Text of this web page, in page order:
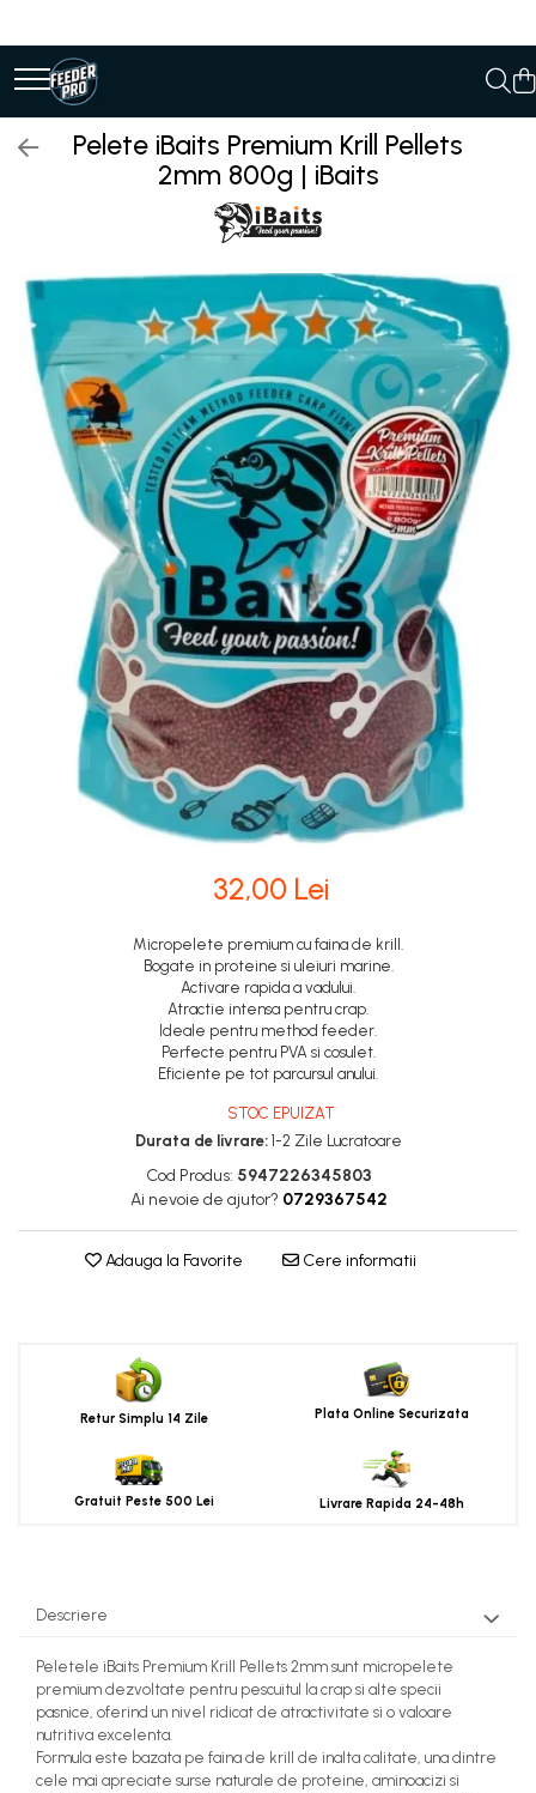
Pelete iBaits Premium Krill Pellets
2mm 800g | iBaits
32,00 Lei
Micropelete premium cu faina de krill.
Bogate in proteine si uleiuri marine.
Activare rapida a vadului.
Atractie intensa pentru crap.
Ideale pentru method feeder.
Perfecte pentru PVA si cosulet.
Eficiente pe tot parcursul anului.
STOC EPUIZAT
Durata de livrare:1-2 Zile Lucratoare
Cod Produs: 5947226345803
Ai nevoie de ajutor? 0729367542
Adauga la Favorite Cere informatii
Retur Simplu 14 Zile Plata Online Securizata
Gratuit Peste 500 Lei Livrare Rapida 24-48h
Descriere
Peletele iBaits Premium Krill Pellets 2mm sunt micropelete
premium dezvoltate pentru pescuitul la crap si alte specii
pasnice, oferind un nivel ridicat de atractivitate si o valoare
nutritiva excelenta.
Formula este bazata pe faina de krill de inalta calitate, una dintre
cele mai apreciate surse naturale de proteine, aminoacizi si